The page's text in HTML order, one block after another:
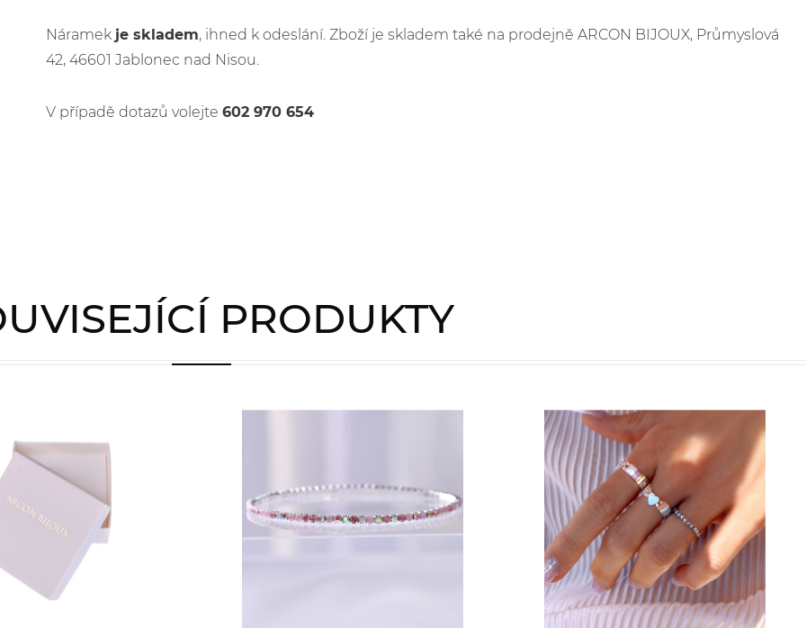
Náramek je skladem, ihned k odeslání. Zboží je skladem také na prodejně ARCON BIJOUX, Průmyslová
42, 46601 Jablonec nad Nisou.
V případě dotazů volejte 602 970 654
PRODUKTY